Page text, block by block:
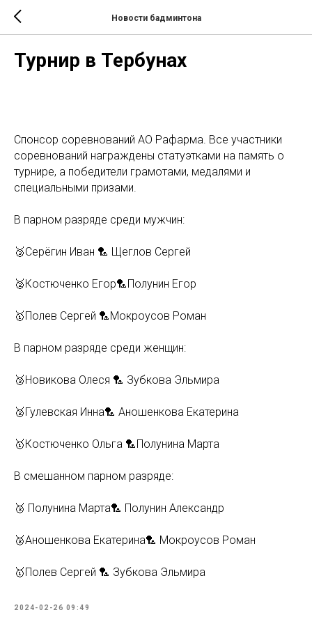
Новости бадминтона
Турнир в Тербунах
Спонсор соревнований АО Рафарма. Все участники
соревнований награждены статуэтками на память о
турнире, а победители грамотами, медалями и
специальными призами.
В парном разряде среди мужчин:
🥉Серёгин Иван 🏸 Щеглов Сергей
🥈Костюченко Егор🏸Полунин Егор
🥇Полев Сергей 🏸Мокроусов Роман
В парном разряде среди женщин:
🥉Новикова Олеся 🏸 Зубкова Эльмира
🥈Гулевская Инна🏸 Аношенкова Екатерина
🥇Костюченко Ольга 🏸Полунина Марта
В смешанном парном разряде:
🥉 Полунина Марта🏸 Полунин Александр
🥈Аношенкова Екатерина🏸 Мокроусов Роман
🥇Полев Сергей 🏸 Зубкова Эльмира
2024-02-26 09:49